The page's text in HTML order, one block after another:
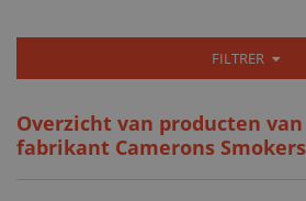
FILTRER
Overzicht van producten van
fabrikant Camerons Smokers